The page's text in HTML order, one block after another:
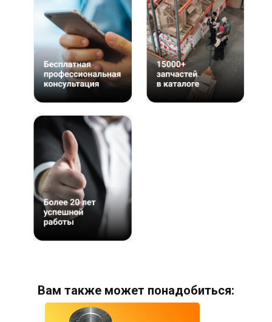
Вам также может понадобиться: